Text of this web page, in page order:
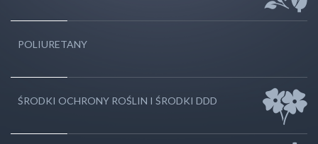
POLIURETANY
ŚRODKI OCHRONY ROŚLIN I ŚRODKI DDD